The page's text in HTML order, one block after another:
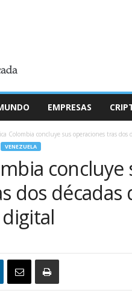
EMPRESAS
Colombia concluye sus operaciones tras
VENEZUELA
concluye
dos décadas